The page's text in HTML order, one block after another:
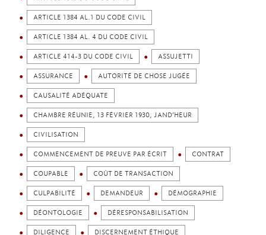
ARTICLE 1384 AL.1 DU CODE CIVIL
ARTICLE 1384 AL. 4 DU CODE CIVIL
ARTICLE 414-3 DU CODE CIVIL ASSUJETTI
ASSURANCE AUTORITÉ DE CHOSE JUGÉE
CAUSALITÉ ADÉQUATE
CHAMBRE RÉUNIE, 13 FÉVRIER 1930, JAND’HEUR
CIVILISATION
COMMENCEMENT DE PREUVE PAR ÉCRIT CONTRAT
COUPABLE COÛT DE TRANSACTION
CULPABILITÉ DEMANDEUR DÉMOGRAPHIE
DÉONTOLOGIE DÉRESPONSABILISATION
DILIGENCE DISCERNEMENT ÉTHIQUE